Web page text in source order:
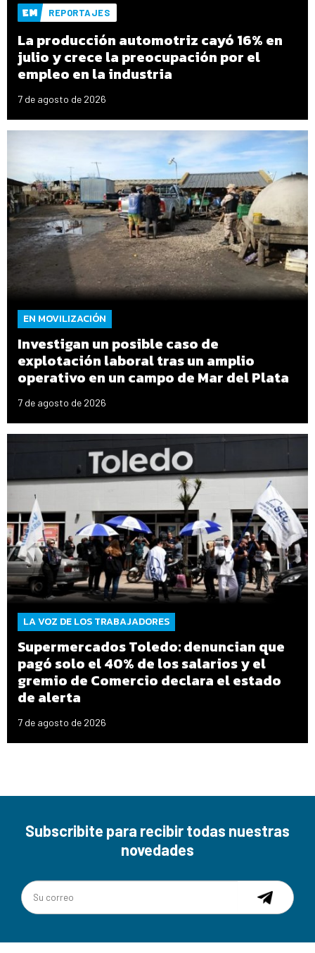
REPORTAJES
La producción automotriz cayó 16% en
julio y crece la preocupación por el
empleo en la industria
7 de agosto de 2026
EN MOVILIZACIÓN
Investigan un posible caso de
explotación laboral tras un amplio
operativo en un campo de Mar del Plata
7 de agosto de 2026
LA VOZ DE LOS TRABAJADORES
Supermercados Toledo: denuncian que
pagó solo el 40% de los salarios y el
gremio de Comercio declara el estado
de alerta
7 de agosto de 2026
Subscribite para recibir todas nuestras
novedades